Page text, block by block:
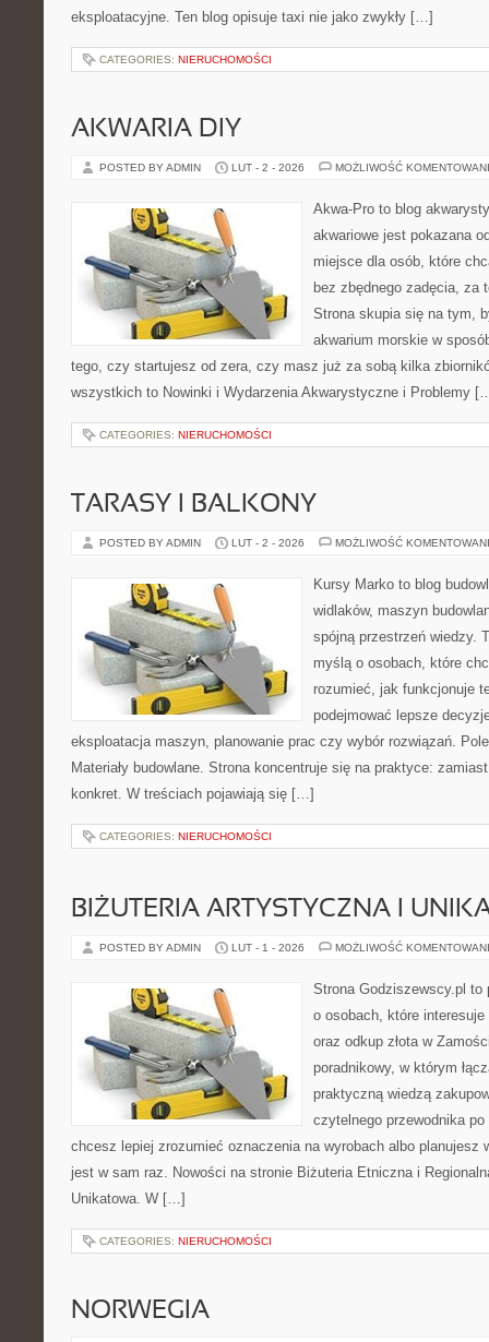
eksploatacyjne. Ten blog opisuje taxi nie jako zwykły […]
CATEGORIES: NIERUCHOMOŚCI
AKWARIA DIY
POSTED BY ADMIN LUT - 2 - 2026 MOŻLIWOŚĆ
Akwa-Pro to blog
akwariowe jest pokazana
miejsce dla osób, które
bez zbędnego zadęcia, za
Strona skupia się na tym,
akwarium morskie w
tego, czy startujesz od zera, czy masz już za sobą kilka
wszystkich to Nowinki i Wydarzenia Akwarystyczne i Problemy
CATEGORIES: NIERUCHOMOŚCI
TARASY I BALKONY
POSTED BY ADMIN LUT - 2 - 2026 MOŻLIWOŚĆ
Kursy Marko to blog
widlaków, maszyn
spójną przestrzeń wiedzy.
myślą o osobach, które
rozumieć, jak funkcjonuje
podejmować lepsze
eksploatacja maszyn, planowanie prac czy wybór rozwiązań.
Materiały budowlane. Strona koncentruje się na praktyce:
konkret. W treściach pojawiają się […]
CATEGORIES: NIERUCHOMOŚCI
BIŻUTERIA ARTYSTYCZNA I
POSTED BY ADMIN LUT - 1 - 2026 MOŻLIWOŚĆ
Strona Godziszewscy.pl
o osobach, które
oraz odkup złota w
poradnikowy, w którym
praktyczną wiedzą
czytelnego przewodnika
chcesz lepiej zrozumieć oznaczenia na wyrobach albo planujesz
jest w sam raz. Nowości na stronie Biżuteria Etniczna i
Unikatowa. W […]
CATEGORIES: NIERUCHOMOŚCI
NORWEGIA